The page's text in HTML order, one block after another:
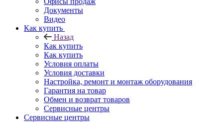
Документы
Видео
Как купить
Назад
Как купить
Как купить
Условия оплаты
Условия доставки
Настройка, ремонт и монтаж оборудования
Гарантия на товар
Обмен и возврат товаров
Сервисные центры
Сервисные центры